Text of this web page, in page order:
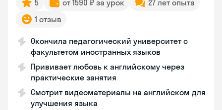
5 от 1590 ₽ за урок
27 лет опыта
1 отзыв
Окончила педагогический университет с
факультетом иностранных языков
Прививает любовь к английскому через
практические занятия
Смотрит видеоматериалы на английском для
улучшения языка